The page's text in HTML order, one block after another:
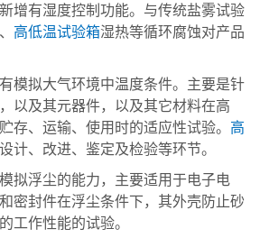
增有湿度控制功能。与传统盐雾试验
高低温试验箱湿热等循环腐蚀对产品
拟大气环境中温度条件。主要是针
以及其元器件，以及其它材料在高
存、运输、使用时的适应性试验。 高
计、改进、鉴定及检验等环节。
浮尘的能力，主要适用于电子电
密封件在浮尘条件下，其外壳防止砂
工作性能的试验。